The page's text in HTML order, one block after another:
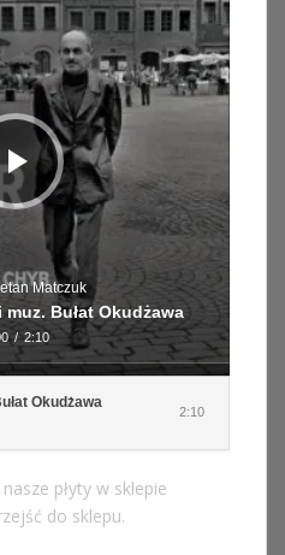
Matczuk
Bułat Okudżawa
/ 2:10
Okudżawa
2:10
płyty w sklepie
do sklepu.